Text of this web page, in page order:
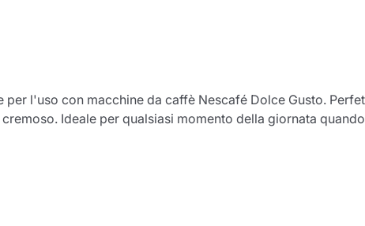
l'uso con macchine da caffè Nescafé Dolce Gusto.
Ideale per qualsiasi momento della giornata